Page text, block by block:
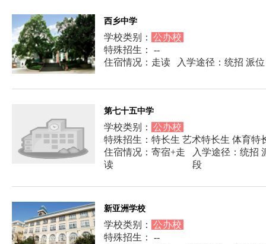
西乡中学
学校类别： 公办校
特殊招生： --
住宿情况：走读
入学途径：统招 派
第七十五中学
学校类别： 公办校
特殊招生：特长生 艺术特长生 体育特
住宿情况：寄宿+走
读
入学途径：统招
段
新亚洲学校
学校类别： 公办校
特殊招生： --